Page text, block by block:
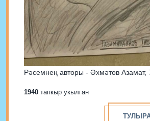
Рәсемнең авторы - Әхмәтов Азамат,
1940 тапкыр укылган